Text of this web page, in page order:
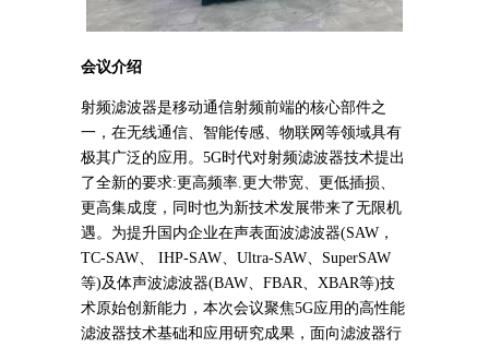
会议介绍
射频滤波器是移动通信射频前端的核心部件之
一，在无线通信、智能传感、物联网等领域具有
极其广泛的应用。5G时代对射频滤波器技术提出
了全新的要求:更高频率.更大带宽、更低插损、
更高集成度，同时也为新技术发展带来了无限机
遇。为提升国内企业在声表面波滤波器(SAW，
TC-SAW、 IHP-SAW、Ultra-SAW、SuperSAW
等)及体声波滤波器(BAW、FBAR、XBAR等)技
术原始创新能力，本次会议聚焦5G应用的高性能
滤波器技术基础和应用研究成果，面向滤波器行